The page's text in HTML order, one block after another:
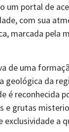
um portal de
com sua
marcada pela
de uma
geológica da
é reconhecida
e grutas
a